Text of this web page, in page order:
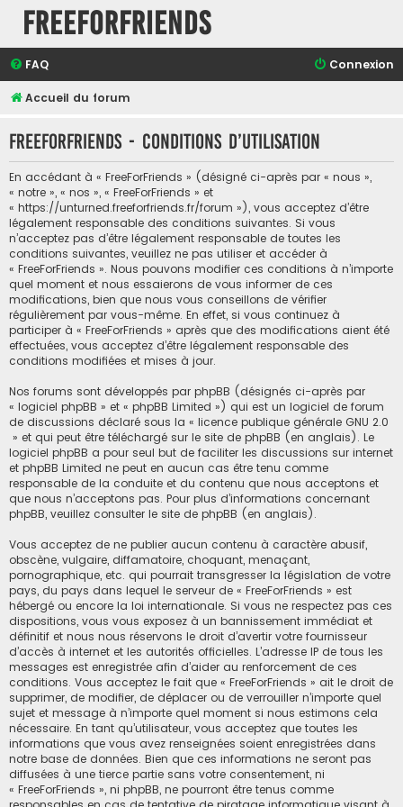
FreeForFriends
FAQ Connexion
Accueil du forum
FreeForFriends - Conditions d’utilisation
En accédant à « FreeForFriends » (désigné ci-après par « nous »,
« notre », « nos », « FreeForFriends » et
« https://unturned.freeforfriends.fr/forum »), vous acceptez d’être
légalement responsable des conditions suivantes. Si vous
n’acceptez pas d’être légalement responsable de toutes les
conditions suivantes, veuillez ne pas utiliser et accéder à
« FreeForFriends ». Nous pouvons modifier ces conditions à n’importe
quel moment et nous essaierons de vous informer de ces
modifications, bien que nous vous conseillons de vérifier
régulièrement par vous-même. En effet, si vous continuez à
participer à « FreeForFriends » après que des modifications aient été
effectuées, vous acceptez d’être légalement responsable des
conditions modifiées et mises à jour.
Nos forums sont développés par phpBB (désignés ci-après par
« logiciel phpBB » et « phpBB Limited ») qui est un logiciel de forum
de discussions déclaré sous la « licence publique générale GNU 2.0
» et qui peut être téléchargé sur le site de phpBB (en anglais). Le
logiciel phpBB a pour seul but de faciliter les discussions sur internet
et phpBB Limited ne peut en aucun cas être tenu comme
responsable de la conduite et du contenu que nous acceptons et
que nous n’acceptons pas. Pour plus d’informations concernant
phpBB, veuillez consulter le site de phpBB (en anglais).
Vous acceptez de ne publier aucun contenu à caractère abusif,
obscène, vulgaire, diffamatoire, choquant, menaçant,
pornographique, etc. qui pourrait transgresser la législation de votre
pays, du pays dans lequel le serveur de « FreeForFriends » est
hébergé ou encore la loi internationale. Si vous ne respectez pas ces
dispositions, vous vous exposez à un bannissement immédiat et
définitif et nous nous réservons le droit d’avertir votre fournisseur
d’accès à internet et les autorités officielles. L’adresse IP de tous les
messages est enregistrée afin d’aider au renforcement de ces
conditions. Vous acceptez le fait que « FreeForFriends » ait le droit de
supprimer, de modifier, de déplacer ou de verrouiller n’importe quel
sujet et message à n’importe quel moment si nous estimons cela
nécessaire. En tant qu’utilisateur, vous acceptez que toutes les
informations que vous avez renseignées soient enregistrées dans
notre base de données. Bien que ces informations ne seront pas
diffusées à une tierce partie sans votre consentement, ni
« FreeForFriends », ni phpBB, ne pourront être tenus comme